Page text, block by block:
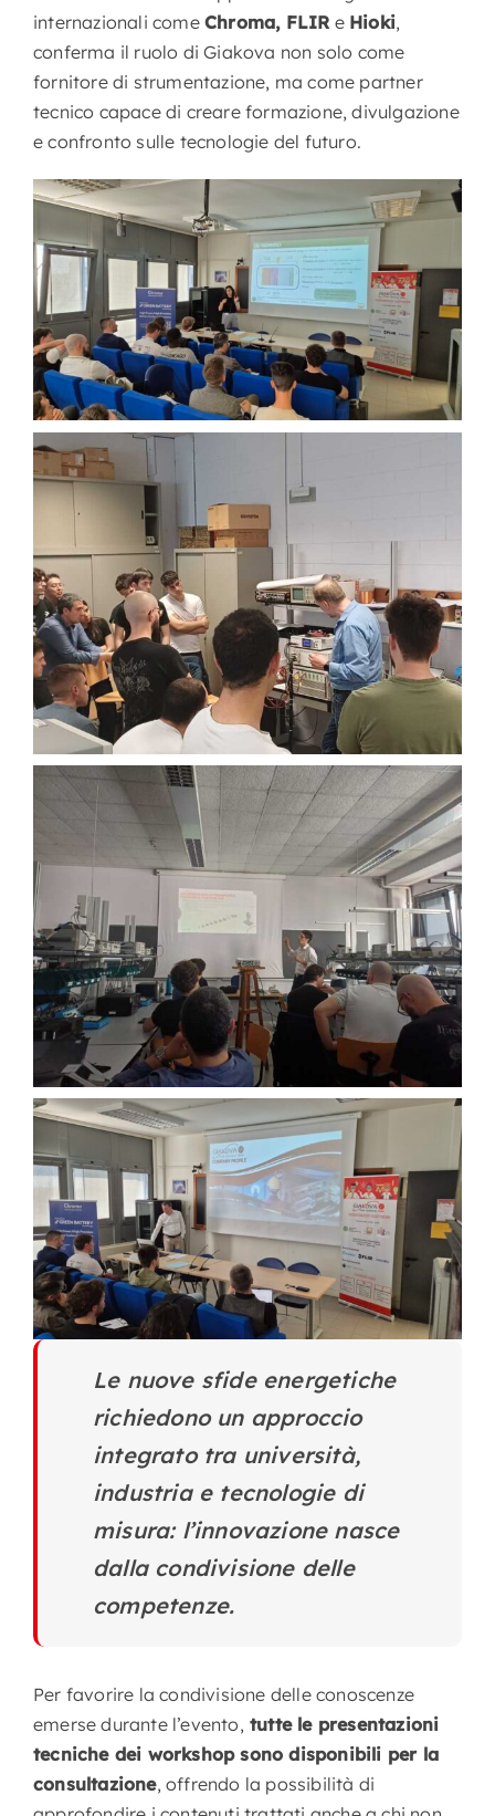
internazionali come Chroma, FLIR e Hioki,
conferma il ruolo di Giakova non solo come
fornitore di strumentazione, ma come partner
tecnico capace di creare formazione, divulgazione
e confronto sulle tecnologie del futuro.
Le nuove sfide energetiche
richiedono un approccio
integrato tra università,
industria e tecnologie di
misura: l’innovazione nasce
dalla condivisione delle
competenze.
Per favorire la condivisione delle conoscenze
emerse durante l’evento, tutte le presentazioni
tecniche dei workshop sono disponibili per la
consultazione, offrendo la possibilità di